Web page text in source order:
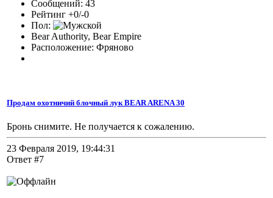
Сообщений: 43
Рейтинг +0/-0
Пол:
Bear Authority, Bear Empire
Расположение: Фряново
Продам охотничий блочный лук BEAR ARENA 30
Бронь снимите. Не получается к сожалению.
23 Февраля 2019, 19:44:31
Ответ #7